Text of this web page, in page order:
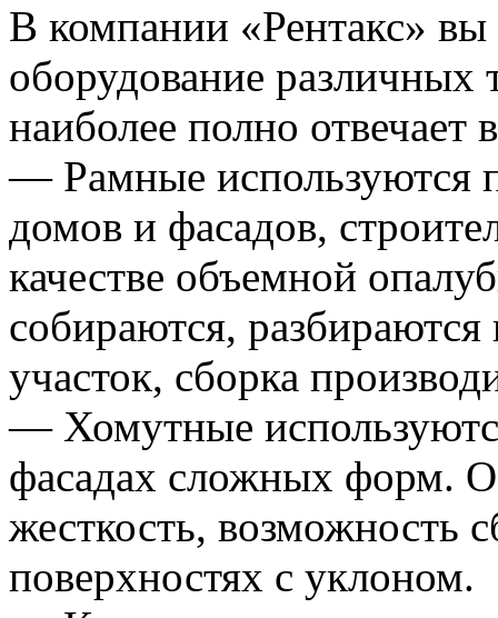
В компании «Рентакс» вы
оборудование различных
наиболее полно
— Рамные используются
домов и фасадов,
качестве объемной
собираются,
участок, сборка
— Хомутные
фасадах сложных форм.
жесткость, возможность
поверхностях с уклоном.